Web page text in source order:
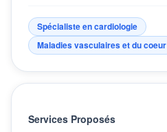
Spécialiste en cardiologie
Maladies vasculaires et du coeur
Services Proposés